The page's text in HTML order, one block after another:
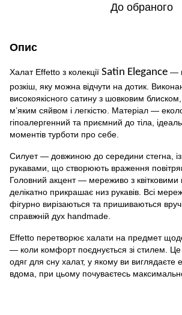
До обраного
Опис
Халат Effetto з колекції Satin Elegance —
високоякісного сатину з шовковим блиском
м’яким сяйвом і легкістю. Матеріал —
гіпоалергенний та приємний до тіла ,
моментів турботи про себе.
Силует — довжиною до середини стегна , із
рукавами , що створюють враження
Головний акцент — мереживо з
фігурно вирізаються та пришиваються
справжній дух handmade
Effetto перетворює халати на предмет
— коли комфорт поєднується зі стилем.
одяг для сну халат, у якому ви виглядаєте
вдома, при цьому почуваєтесь